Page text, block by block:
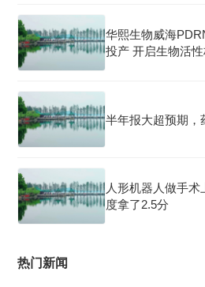
华熙生物威海
投产 开启生物活
半年报大超预期，
人形机器人做手
度拿了2.5分
热门新闻